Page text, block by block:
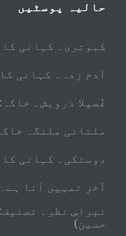
حالیہ پوسٹیں
کبوتری۔ کہانی
آدم زدہ۔ کہانی
غُصیلا درویش۔
ملتانی ملنگ۔
دوستکی۔ کہانی
آخر تمہیں آنا
نبراسِ نظر۔
حسین)